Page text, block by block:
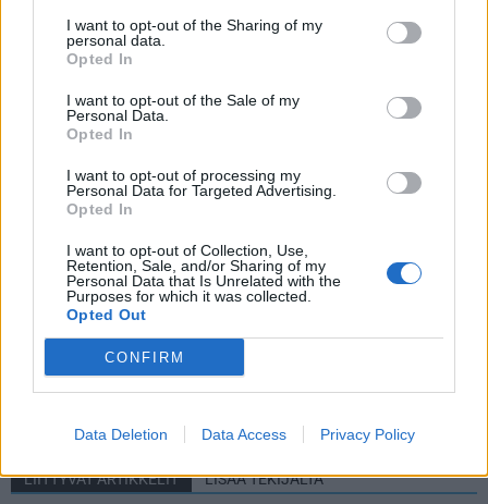
I want to opt-out of the Sharing of my
personal data.
Opted In
I want to opt-out of the Sale of my
Personal Data.
Opted In
I want to opt-out of processing my
Personal Data for Targeted Advertising.
Opted In
I want to opt-out of Collection, Use,
Retention, Sale, and/or Sharing of my
Personal Data that Is Unrelated with the
Purposes for which it was collected.
Opted Out
CONFIRM
Data Deletion Data Access Privacy Policy
muuta Suomen ykkössentteri. Keskushyökkääjä on ollut
hyvässä lennossa Jukureissa tällä kaudella, kun 11 ottelussa
on syntynyt komeat tehot 6+7=13.
Edellinen artikkeli
Nyt se on varmaa – NHL-
pelaajat eivät osallistu Pekingin
LIITTYVÄT ARTIKKELIT LISÄÄ TEKIJÄLTÄ